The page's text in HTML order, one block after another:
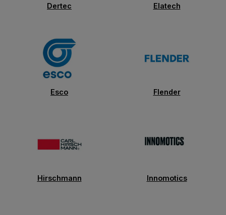
Dertec Elatech
Esco Flender
Hirschmann Innomotics